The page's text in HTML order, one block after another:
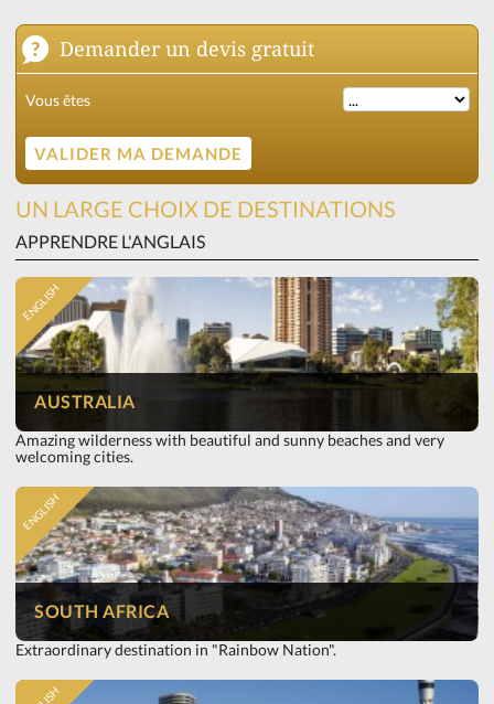
Demander un devis gratuit
Vous êtes
UN LARGE CHOIX DE DESTINATIONS
APPRENDRE L'ANGLAIS
ENGLISH
AUSTRALIA
Amazing wilderness with beautiful and sunny beaches and very
welcoming cities.
ENGLISH
SOUTH AFRICA
Extraordinary destination in "Rainbow Nation".